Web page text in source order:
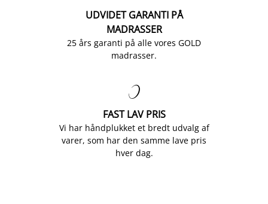
UDVIDET GARANTI PÅ
MADRASSER
25 års garanti på alle vores GOLD
madrasser.

FAST LAV PRIS
Vi har håndplukket et bredt udvalg af
varer, som har den samme lave pris
hver dag.